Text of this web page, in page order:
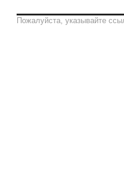
Пожалуйста, указывайте